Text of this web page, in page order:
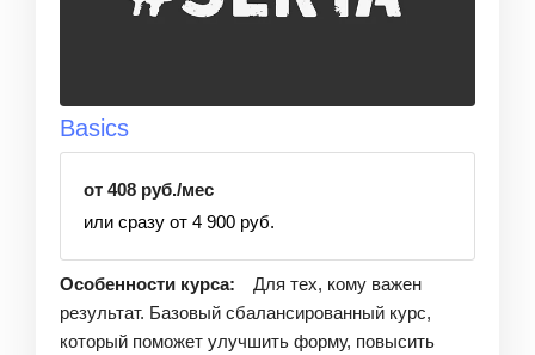
Basics
от 408 руб./мес
или сразу от 4 900 руб.
Особенности курса:
Для тех, кому важен
результат. Базовый сбалансированный курс,
который поможет улучшить форму, повысить